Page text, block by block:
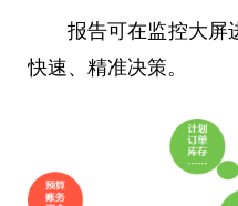
报告可在监控大屏
快速、精准决策。